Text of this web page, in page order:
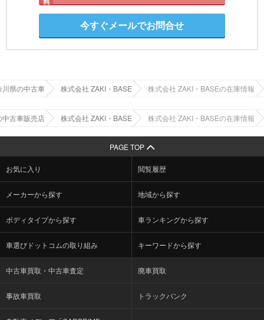
今すぐメールでお問合せ
川県の中古車 株式会社 ZAKI・BASE 株式会社 ZAKI・BASEの在庫情報
古車販売店 株式会社 ZAKI・BASE 株式会社 ZAKI・BASEの在庫情報
PAGE TOP
お気に入り 閲覧履歴
メーカーから探す 地域から探す
ボディタイプから探す 車ランキングから探す
車選びドットコムの取り組み キーワードから探す
中古車買取・中古車査定 廃車買取
事故車買取 トラックバンク